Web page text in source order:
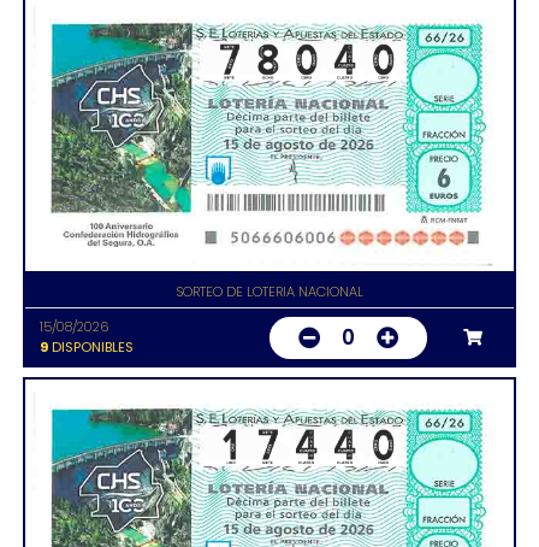
SORTEO DE LOTERIA NACIONAL
15/08/2026
9DISPONIBLES 0